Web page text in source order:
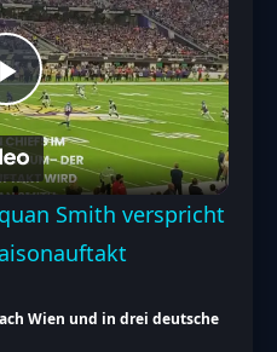
Play
Video
Smith verspricht
Wien und in drei deutsche